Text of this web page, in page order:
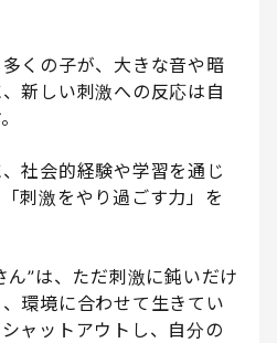
くの子が、大きな音や暗
新しい刺激への反応は自
社会的経験や学習を通じ
刺激をやり過ごす力」を
ん”は、ただ刺激に鈍いだけ
環境に合わせて生きてい
ャットアウトし、自分の